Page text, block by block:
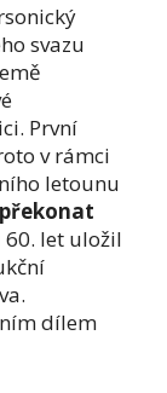
svazu
První
v rámci
letounu
60. let uložil
dílem